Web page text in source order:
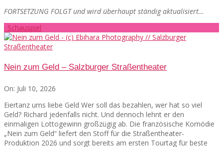
FORTSETZUNG FOLGT und wird überhaupt ständig aktualisiert…
· Schauspiel
Nein zum Geld – Salzburger Straßentheater
On: Juli 10, 2026
Eiertanz ums liebe Geld Wer soll das bezahlen, wer hat so viel
Geld? Richard jedenfalls nicht. Und dennoch lehnt er den
einmaligen Lottogewinn großzügig ab. Die französische Komödie
„Nein zum Geld“ liefert den Stoff für die Straßentheater-
Produktion 2026 und sorgt bereits am ersten Tourtag für beste